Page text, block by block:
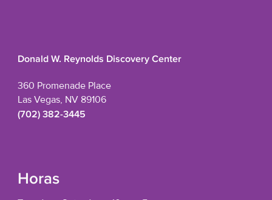
Donald W. Reynolds Discovery Center
360 Promenade Place
Las Vegas, NV 89106
(702) 382-3445
Horas